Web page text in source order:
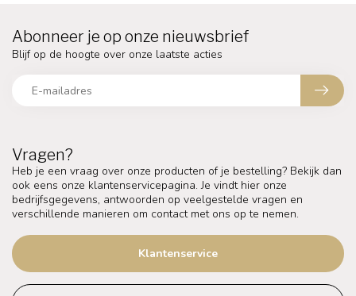
Vragen?
Heb je een vraag over onze producten of je bestelling? Bekijk dan
ook eens onze klantenservicepagina. Je vindt hier onze
bedrijfsgegevens, antwoorden op veelgestelde vragen en
verschillende manieren om contact met ons op te nemen.
Klantenservice
Abonneer je op onze nieuwsbrief
Blijf op de hoogte over onze laatste acties